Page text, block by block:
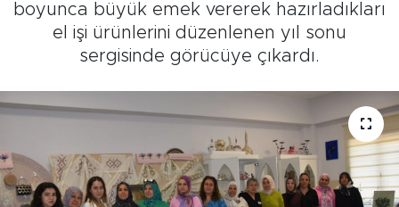
boyunca büyük emek vererek hazırladıkları
el işi ürünlerini düzenlenen yıl sonu
sergisinde görücüye çıkardı.